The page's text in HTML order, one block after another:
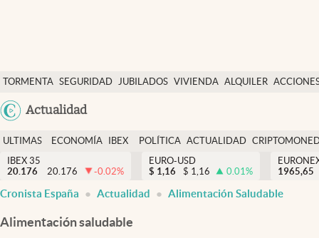
TORMENTA SEGURIDAD JUBILADOS VIVIENDA ALQUILER
USA
Colombia
Actualidad
Economía y finanzas
Política
Actualidad
Criptomonedas
España
ULTIMAS
NOTICIAS
ECONOMÍA
FINANZAS
IBEX
EURO
POLÍTICA ACTUALIDAD
IBEX 35
20.176
20.176 -0.02%
EURO-USD
$ 1,16 $ 1,16 0.01%
1965,65
Cronista España Actualidad Alimentación Saludable
Alimentación saludable